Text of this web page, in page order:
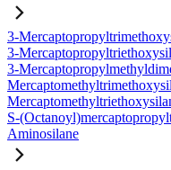
3-
3-
3-
S-
Aminosilane